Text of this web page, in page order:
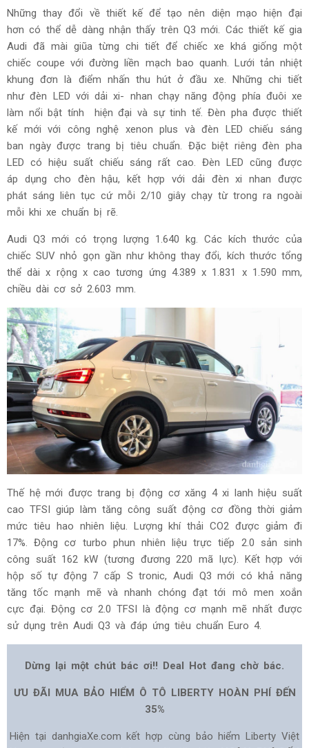
Những thay đổi về thiết kế để tạo nên diện mạo hiện đại
hơn có thể dễ dàng nhận thấy trên Q3 mới. Các thiết kế gia
Audi đã mài giũa từng chi tiết để chiếc xe khá giống một
chiếc coupe với đường liền mạch bao quanh. Lưới tản nhiệt
khung đơn là điểm nhấn thu hút ở đầu xe. Những chi tiết
như đèn LED với dải xi- nhan chạy năng động phía đuôi xe
làm nổi bật tính hiện đại và sự tinh tế. Đèn pha được thiết
kế mới với công nghệ xenon plus và đèn LED chiếu sáng
ban ngày được trang bị tiêu chuẩn. Đặc biệt riêng đèn pha
LED có hiệu suất chiếu sáng rất cao. Đèn LED cũng được
áp dụng cho đèn hậu, kết hợp với dải đèn xi nhan được
phát sáng liên tục cứ mỗi 2/10 giây chạy từ trong ra ngoài
mỗi khi xe chuẩn bị rẽ.
Audi Q3 mới có trọng lượng 1.640 kg. Các kích thước của
chiếc SUV nhỏ gọn gần như không thay đổi, kích thước tổng
thể dài x rộng x cao tương ứng 4.389 x 1.831 x 1.590 mm,
chiều dài cơ sở 2.603 mm.
Thế hệ mới được trang bị động cơ xăng 4 xi lanh hiệu suất
cao TFSI giúp làm tăng công suất động cơ đồng thời giảm
mức tiêu hao nhiên liệu. Lượng khí thải CO2 được giảm đi
17%. Động cơ turbo phun nhiên liệu trực tiếp 2.0 sản sinh
công suất 162 kW (tương đương 220 mã lực). Kết hợp với
hộp số tự động 7 cấp S tronic, Audi Q3 mới có khả năng
tăng tốc mạnh mẽ và nhanh chóng đạt tới mô men xoắn
cực đại. Động cơ 2.0 TFSI là động cơ mạnh mẽ nhất được
sử dụng trên Audi Q3 và đáp ứng tiêu chuẩn Euro 4.
Dừng lại một chút bác ơi!! Deal Hot đang chờ bác.
ƯU ĐÃI MUA BẢO HIỂM Ô TÔ LIBERTY HOÀN PHÍ ĐẾN
35%
Hiện tại danhgiaXe.com kết hợp cùng bảo hiểm Liberty Việt